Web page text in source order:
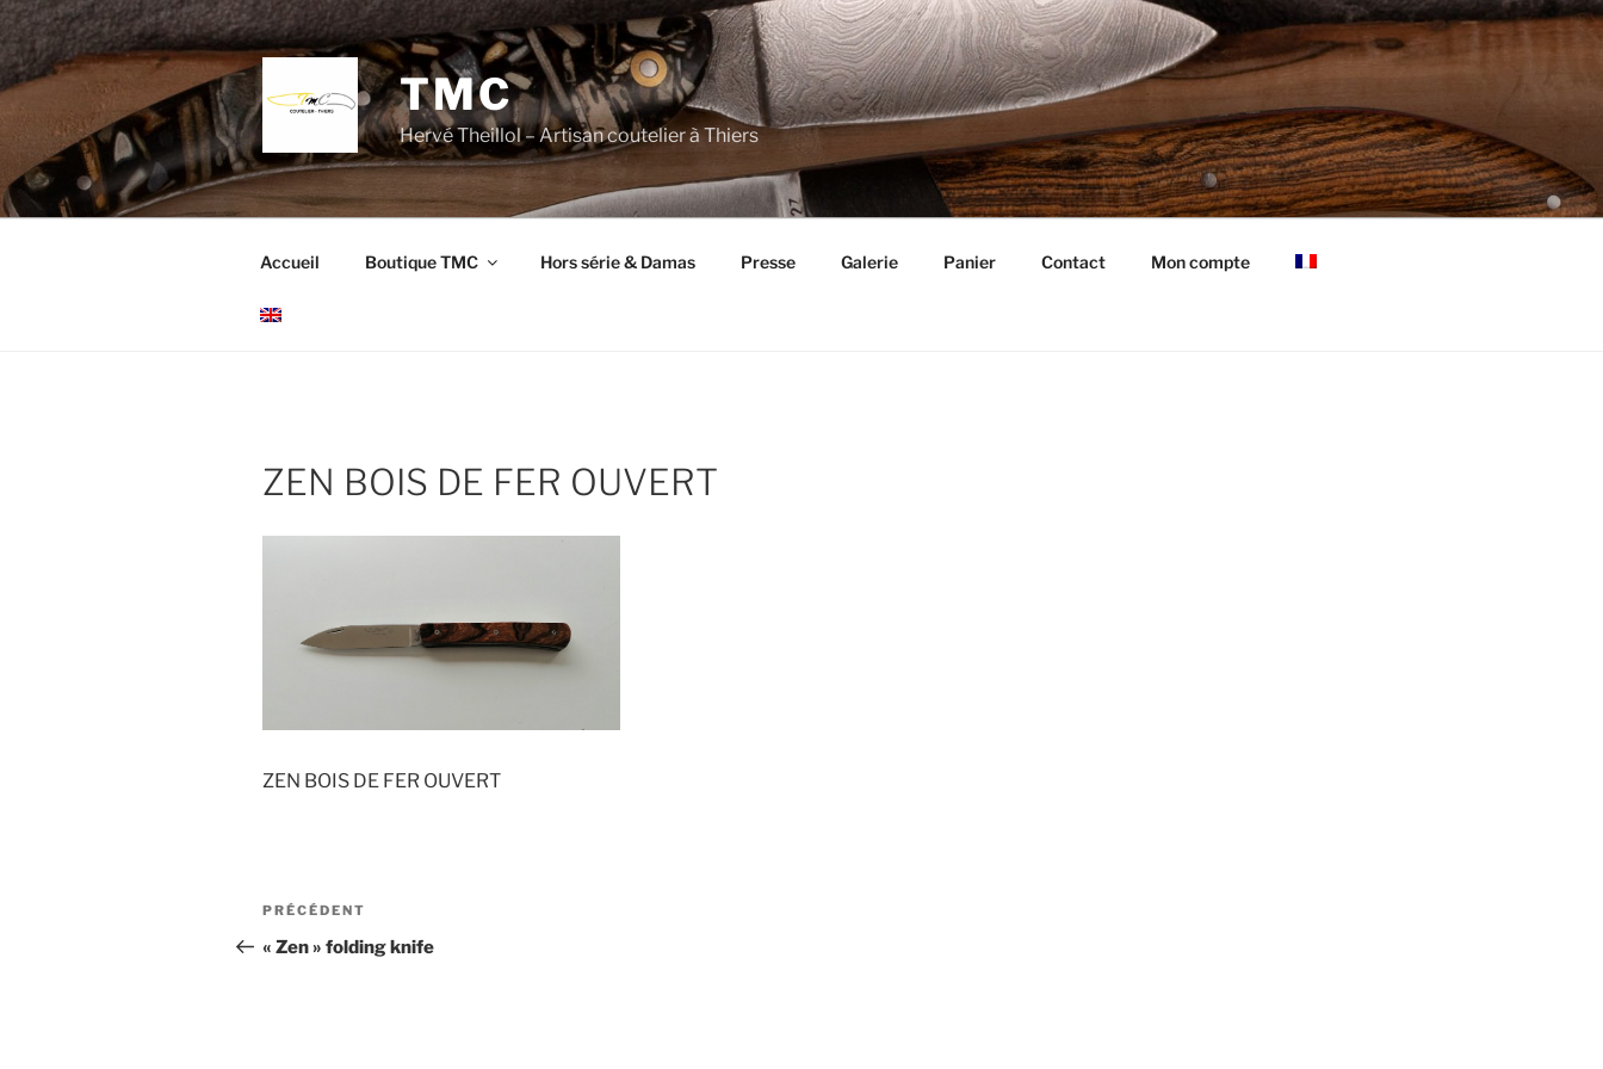
Aller
au
contenu
principal
TMC
Hervé Theillol – Artisan coutelier à Thiers
Accueil Boutique TMC Hors série & Damas Presse Galerie Panier Contact Mon compte
ZEN BOIS DE FER OUVERT
ZEN BOIS DE FER OUVERT
Navigation
de
Article
précédent
PRÉCÉDENT
« Zen » folding knife